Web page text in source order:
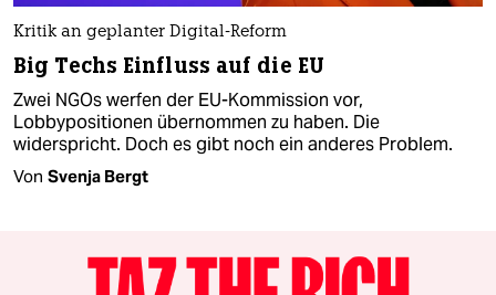
Kritik an geplanter Digital-Reform
Big Techs Einfluss auf die EU
Zwei NGOs werfen der EU-Kommission vor,
Lobbypositionen übernommen zu haben. Die
widerspricht. Doch es gibt noch ein anderes Problem.
Von Svenja Bergt